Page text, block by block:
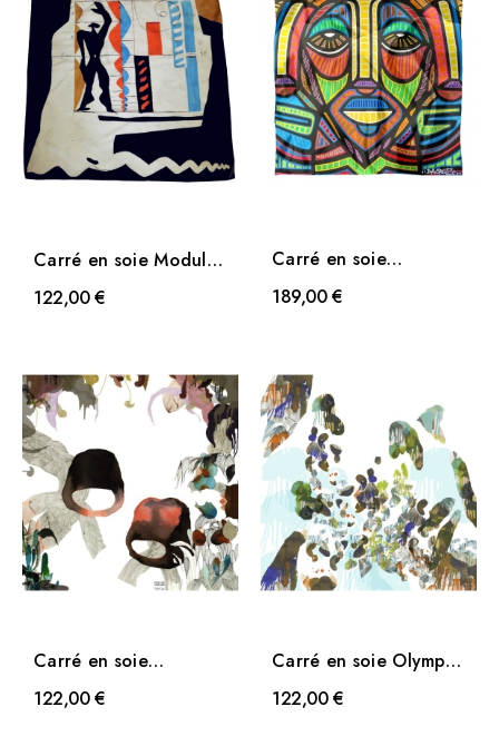
Carré en soie Modulor
de Le corbusier
122,00 €
Carré en soie
Meditation de Da
Cruz
189,00 €
Carré en soie
Mandrake de Petite
Friture
122,00 €
Carré en soie Olympia
de Petite Friture
122,00 €